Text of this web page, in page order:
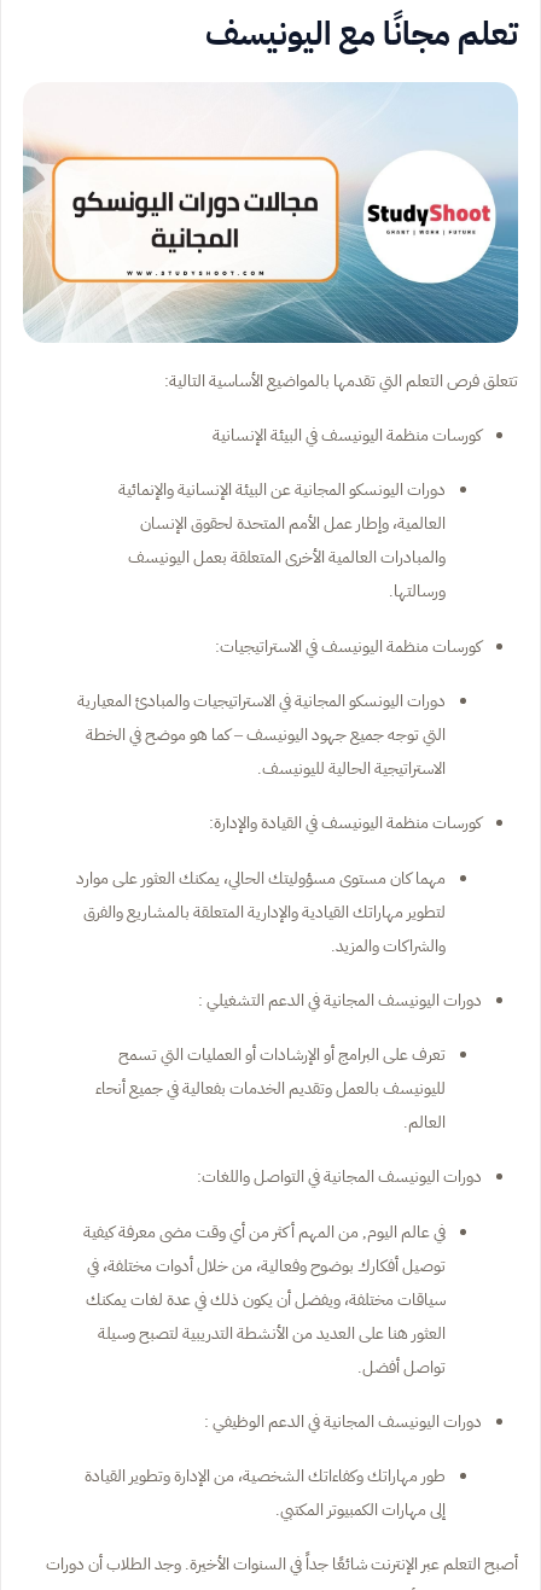
تعلم مجانًا مع اليونيسف
تتعلق فرص التعلم التي تقدمها بالمواضيع الأساسية التالية:
كورسات منظمة اليونيسف في البيئة الإنسانية
دورات اليونسكو المجانية عن البيئة الإنسانية والإنمائية
العالمية، وإطار عمل الأمم المتحدة لحقوق الإنسان
والمبادرات العالمية الأخرى المتعلقة بعمل اليونيسف
ورسالتها.
كورسات منظمة اليونيسف في الاستراتيجيات:
دورات اليونسكو المجانية في الاستراتيجيات والمبادئ المعيارية
التي توجه جميع جهود اليونيسف – كما هو موضح في الخطة
الاستراتيجية الحالية لليونيسف.
كورسات منظمة اليونيسف في القيادة والإدارة:
مهما كان مستوى مسؤوليتك الحالي، يمكنك العثور على موارد
لتطوير مهاراتك القيادية والإدارية المتعلقة بالمشاريع والفرق
والشراكات والمزيد.
دورات اليونيسف المجانية في الدعم التشغيلي :
تعرف على البرامج أو الإرشادات أو العمليات التي تسمح
لليونيسف بالعمل وتقديم الخدمات بفعالية في جميع أنحاء
العالم.
دورات اليونيسف المجانية في التواصل واللغات:
في عالم اليوم, من المهم أكثر من أي وقت مضى معرفة كيفية
توصيل أفكارك بوضوح وفعالية، من خلال أدوات مختلفة، في
سياقات مختلفة، ويفضل أن يكون ذلك في عدة لغات يمكنك
العثور هنا على العديد من الأنشطة التدريبية لتصبح وسيلة
تواصل أفضل.
دورات اليونيسف المجانية في الدعم الوظيفي :
طور مهاراتك وكفاءاتك الشخصية، من الإدارة وتطوير القيادة
إلى مهارات الكمبيوتر المكتبي.
أصبح التعلم عبر الإنترنت شائعًا جداً في السنوات الأخيرة. وجد الطلاب أن دورات